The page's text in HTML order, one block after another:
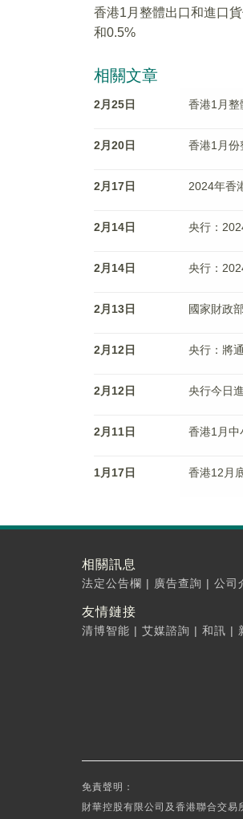
香港1月整體出口和進口
和0.5%
相關文章
2月25日 香港1月整
2月20日 香港1月份
2月17日 2024年香
2月14日 央行：
2月14日 央行：
2月13日 國家財政
2月12日 央行：將
2月12日 央行今日
2月11日 香港1月中
1月17日 香港12月
相關訊息
法定公告欄 | 廣告查詢 | 公司
友情鏈接
清博智能 | 艾媒諮詢 | 和訊 |
免責聲明：
財華控股有限公司及香港聯合交